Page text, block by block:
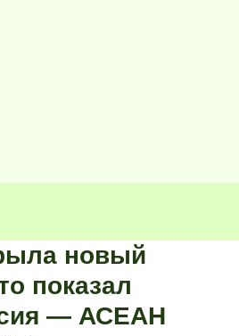
новый
показал
— АСЕАН